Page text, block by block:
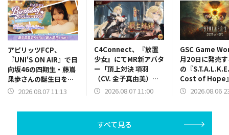
アピリッツFCP、
『UNI'S ON AIR』で日
向坂46の四期生・藤嶌
果歩さんの誕生日を記
念した「誕生日限定バ
2026.08.07 11:13
C4Connect、『放置
少女』にてMR新アバタ
ー「頂上対決 項羽
（CV. 金子真由美）」
が本日正午より登場
2026.08.07 11:00
GSC Game
月20日に発売
の『
Cost of Hope
ケーションを紹
2026.08.06
すべて見る